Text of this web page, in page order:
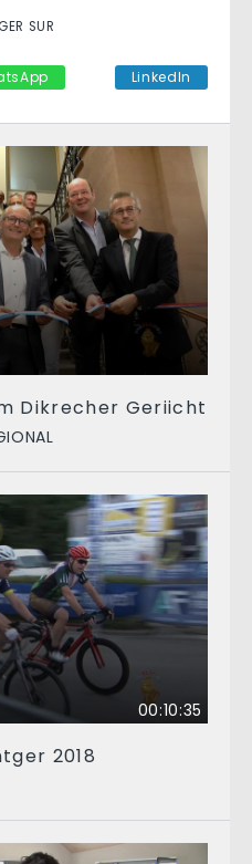
Dikrecher Geriicht
00:10:35
2018
SUR
LinkedIn